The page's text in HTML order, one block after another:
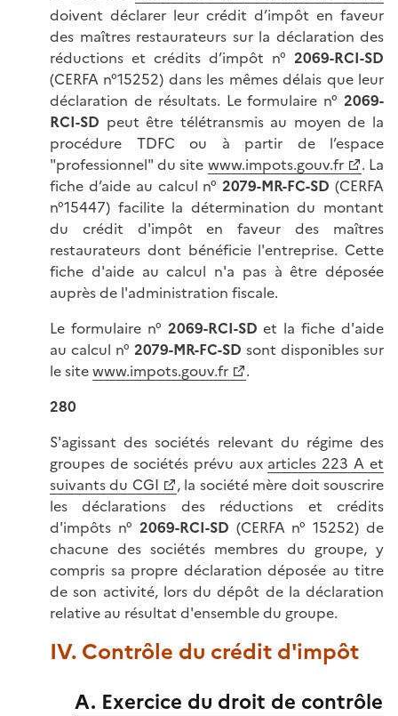
doivent déclarer leur crédit d’impôt en faveur
des maîtres restaurateurs sur la déclaration des
réductions et crédits d’impôt n° 2069-RCI-SD
(CERFA n°15252) dans les mêmes délais que leur
déclaration de résultats. Le formulaire n° 2069-
RCI-SD peut être télétransmis au moyen de la
procédure TDFC ou à partir de l’espace
"professionnel" du site www.impots.gouv.fr
. La
fiche d’aide au calcul n°2079-MR-FC-SD (CERFA
n°15447) facilite la détermination du montant
du crédit d'impôt en faveur des maîtres
restaurateurs dont bénéficie l'entreprise. Cette
fiche d'aide au calcul n'a pas à être déposée
auprès de l'administration fiscale.
Le formulaire n° 2069-RCI-SD et la fiche d'aide
au calcul n° 2079-MR-FC-SD sont disponibles sur
le sitewww.impots.gouv.fr
.
280
S'agissant des sociétés relevant du régime des
groupes de sociétés prévu aux articles 223 A et
suivants du CGI
, la société mère doit souscrire
les déclarations des réductions et crédits
d'impôts n° 2069-RCI-SD (CERFA n° 15252) de
chacune des sociétés membres du groupe, y
compris sa propre déclaration déposée au titre
de son activité, lors du dépôt de la déclaration
relative au résultat d'ensemble du groupe.
IV. Contrôle du crédit d'impôt
A. Exercice du droit de contrôle